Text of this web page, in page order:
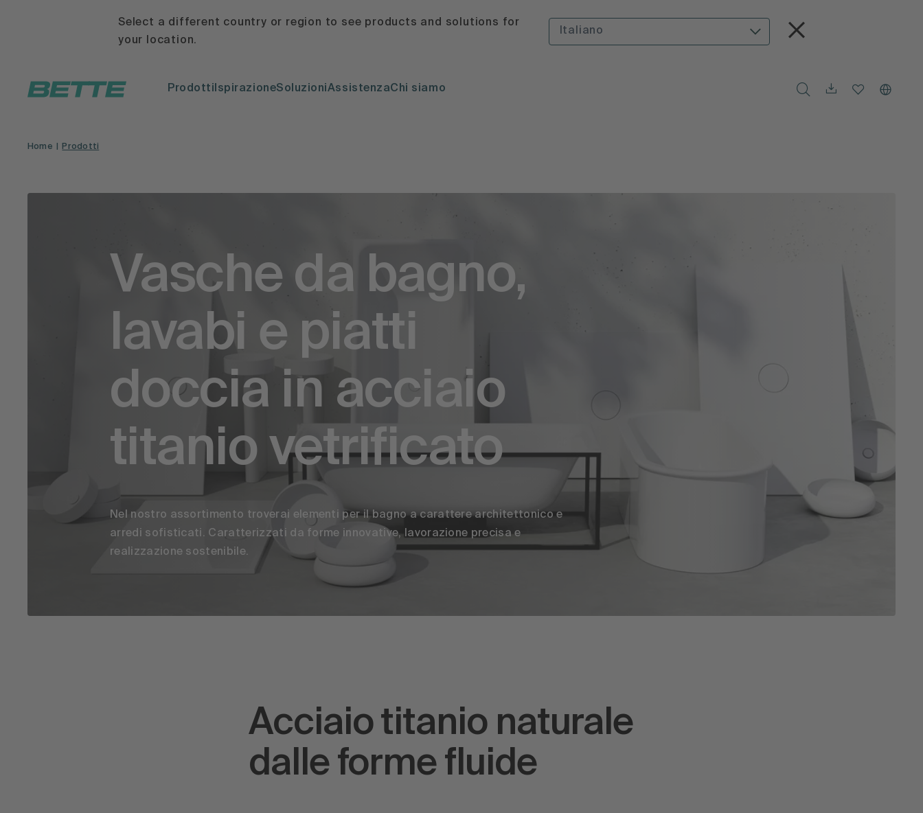
Select a different country or region to see products and solutions for
your location.
Italiano
ProdottiIspirazioneSoluzioniAssistenzaChi siamo
Home Prodotti
Vasche da bagno,
lavabi e piatti
doccia in acciaio
titanio vetrificato
Nel nostro assortimento troverai elementi per il bagno a carattere architettonico e
arredi sofisticati. Caratterizzati da forme innovative, lavorazione precisa e
realizzazione sostenibile.
Acciaio titanio naturale
dalle forme fluide